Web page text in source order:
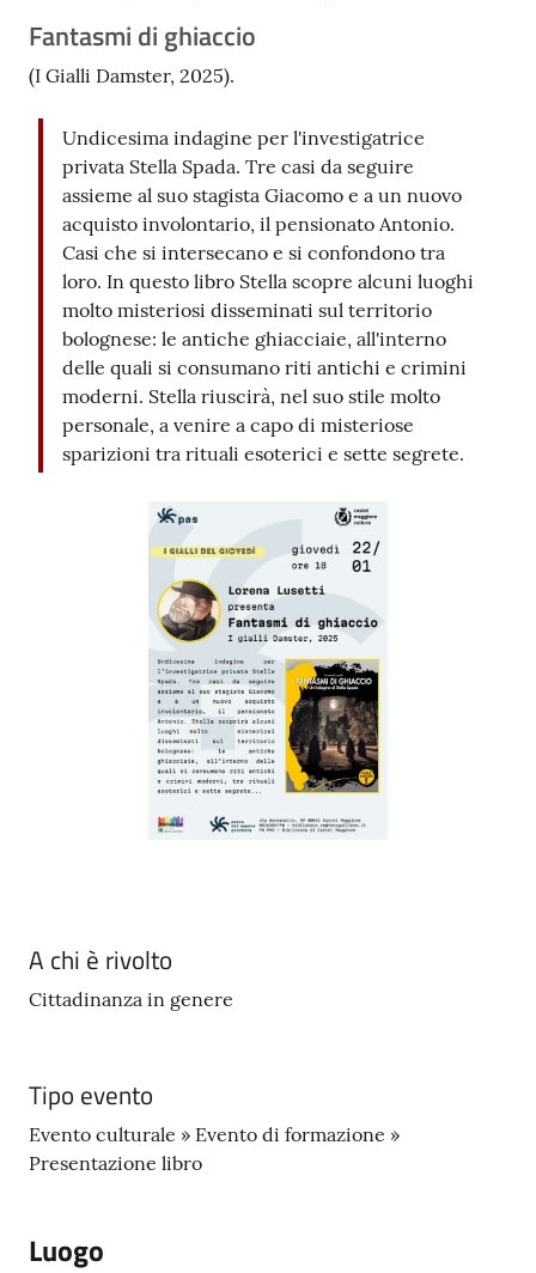
gli
argomenti...
Seguici
Fantasmi di ghiaccio
(I Gialli Damster, 2025).
Undicesima indagine per l'investigatrice
privata Stella Spada. Tre casi da seguire
assieme al suo stagista Giacomo e a un nuovo
acquisto involontario, il pensionato Antonio.
Casi che si intersecano e si confondono tra
loro. In questo libro Stella scopre alcuni luoghi
molto misteriosi disseminati sul territorio
bolognese: le antiche ghiacciaie, all'interno
delle quali si consumano riti antichi e crimini
moderni. Stella riuscirà, nel suo stile molto
personale, a venire a capo di misteriose
sparizioni tra rituali esoterici e sette segrete.
A chi è rivolto
Cittadinanza in genere
Tipo evento
Evento culturale » Evento di formazione »
Presentazione libro
Luogo